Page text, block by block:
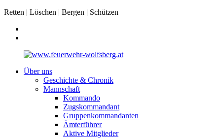
Retten | Löschen | Bergen | Schützen
Über uns
Geschichte & Chronik
Mannschaft
Kommando
Zugskommandant
Gruppenkommandanten
Ämterführer
Aktive Mitglieder